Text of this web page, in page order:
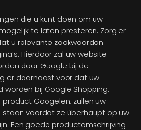
die u kunt doen om uw
te laten presteren. Zorg er
u relevante zoekwoorden
Hierdoor zal uw website
door Google bij de
er daarnaast voor dat uw
bij Google Shopping.
Googelen, zullen uw
staan voordat ze überhaupt op uw
Een goede productomschrijving